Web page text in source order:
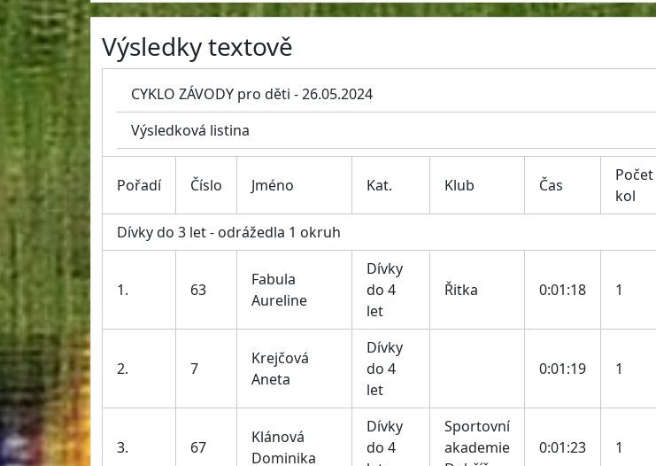
Výsledky textově
CYKLO ZÁVODY pro děti - 26.05.2024
Výsledková listina
Pořadí Číslo Jméno Kat. Klub Čas
Počet
kol
Dívky do 3 let - odrážedla 1 okruh
1. 63
Fabula
Aureline
Dívky
do 4
let
Řitka 0:01:18 1
2. 7
Krejčová
Aneta
Dívky
do 4
let
0:01:19 1
3. 67
Klánová
Dominika
Dívky
do 4
Sportovní
akademie
0:01:23 1